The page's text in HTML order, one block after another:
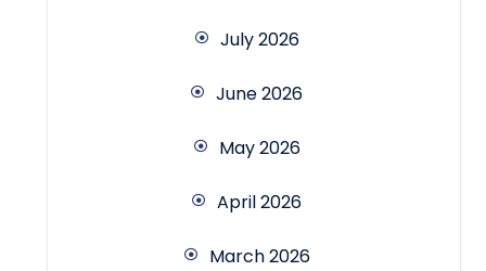
July 2026
June 2026
May 2026
April 2026
March 2026